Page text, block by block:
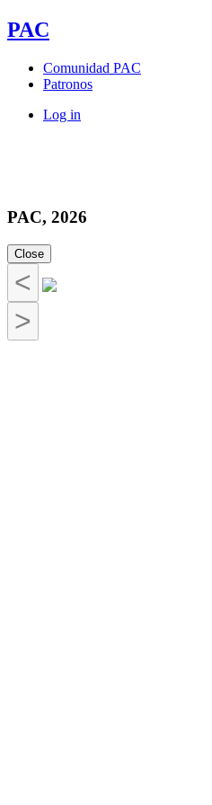
PAC
Comunidad PAC
Patronos
Log in
PAC, 2026
Close
<
>